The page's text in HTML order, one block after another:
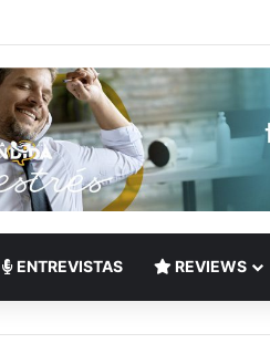
bilingüe en Centroamérica
ENTREVISTAS REVIEWS